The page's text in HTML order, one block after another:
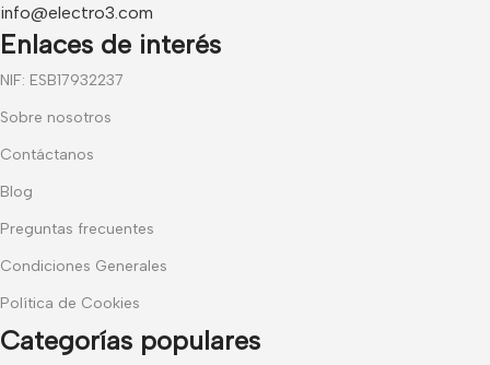
info@electro3.com
Enlaces de interés
NIF: ESB17932237
Sobre nosotros
Contáctanos
Blog
Preguntas frecuentes
Condiciones Generales
Política de Cookies
Categorías populares